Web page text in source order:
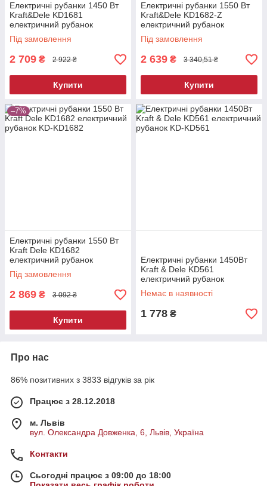
Електричні рубанки 1450 Вт
Kraft&Dele KD1681
електричний рубанок
Під замовлення
2 709 ₴ 2 922 ₴
Купити
Електричні рубанки 1550 Вт
Kraft&Dele KD1682-Z
електричний рубанок
Під замовлення
2 639 ₴ 3 340,51 ₴
Купити
–7%
Електричні рубанки 1550 Вт
Kraft Dele KD1682
електричний рубанок
Під замовлення
2 869 ₴ 3 092 ₴
Купити
Електричні рубанки 1450Вт
Kraft & Dele KD561
електричний рубанок
Немає в наявності
1 778 ₴
Про нас
86% позитивних з 3833 відгуків за рік
Працює з 28.12.2018
м. Львів
вул. Олександра Довженка, 6, Львів, Україна
Контакти
Сьогодні працює з 09:00 до 18:00